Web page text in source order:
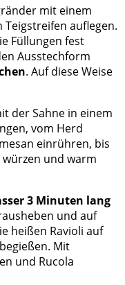
mit einem
auflegen.
Füllungen fest
Ausstechform
. Auf diese Weise
der Sahne in einem
vom Herd
einrühren, bis
würzen und warm
3 Minuten lang
und auf
heißen Ravioli auf
Mit
und Rucola